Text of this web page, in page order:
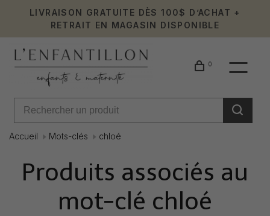
LIVRAISON GRATUITE DÈS 100$ D’ACHAT +
RETRAIT EN MAGASIN DISPONIBLE
0
Accueil Mots-clés chloé
Produits associés au
mot-clé chloé